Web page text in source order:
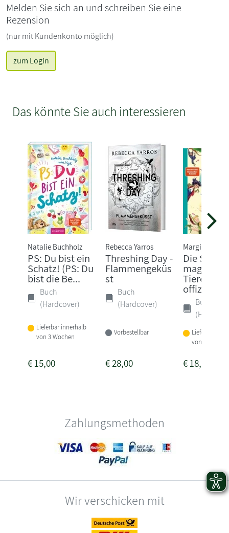
Melden Sie sich an und schreiben Sie eine
Rezension
(nur mit Kundenkonto möglich)
zum Login
Das könnte Sie auch interessieren
Natalie Buchholz
PS: Du bist ein
Schatz! (PS: Du
bist die Be...
Buch
(Hardcover)
Lieferbar innerhalb
von 3 Wochen
€15,00
Rebecca Yarros
Threshing Day -
Flammengeküs
st
Buch
(Hardcover)
Vorbestellbar
€28,00
Margit Auer
Die
Tiere - Das
offizi...
Buch
Lieferbar
von 3-4
€18,00
Zahlungsmethoden
Wir verschicken mit